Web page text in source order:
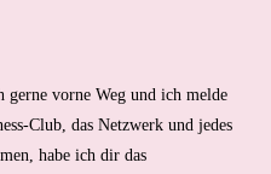
vorne Weg und ich melde
Club, das Netzwerk und jedes
habe ich dir das